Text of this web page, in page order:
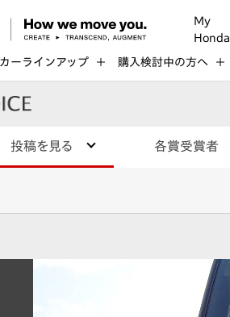
My
Honda
カーラインアップ 購入検討中の方へ
投稿を見る 各賞受賞者